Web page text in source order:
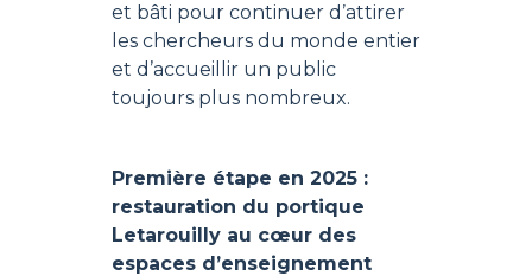
et bâti pour continuer d’attirer
les chercheurs du monde entier
et d’accueillir un public
toujours plus nombreux.
Première étape en 2025 :
restauration du portique
Letarouilly au cœur des
espaces d’enseignement